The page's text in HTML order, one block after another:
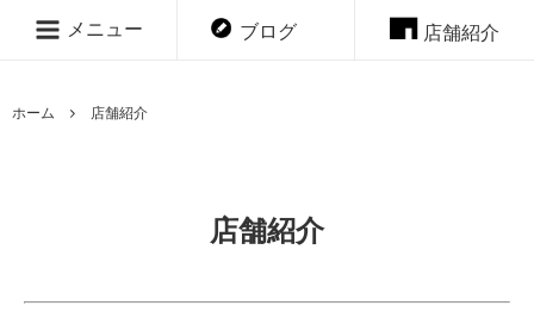
メニュー ブログ 店舗紹介
ホーム 店舗紹介
店舗紹介